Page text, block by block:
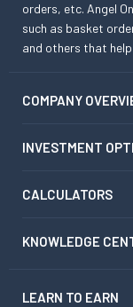
orders, etc. Angel
such as basket
and others that
COMPANY
INVESTMENT
CALCULATORS
KNOWLEDGE
LEARN TO EARN